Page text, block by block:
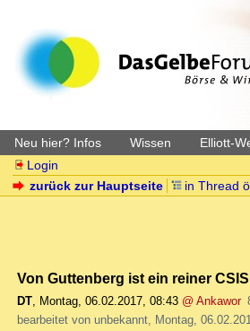
Neu hier? Infos Wissen Elliott-
Login
zurück zur Hauptseite
in Thread
Von Guttenberg ist ein reiner
DT, Montag, 06.02.2017, 08:43 @ Ankawor
bearbeitet von unbekannt, Montag,